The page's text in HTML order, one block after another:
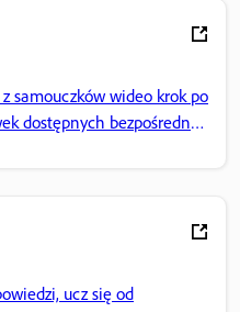
samouczków wideo krok po
dostępnych bezpośrednio
ucz się od